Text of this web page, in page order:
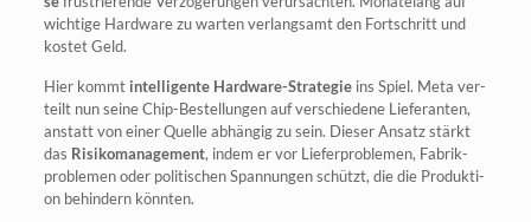
wich­ti­ge Hard­ware zu war­ten ver­lang­samt den Fort­schritt und
kos­tet Geld.
Hier kommt intel­li­gen­te Hard­ware-Stra­te­gieins Spiel. Meta ver­
teilt nun sei­ne Chip-Bestel­lun­gen auf ver­schie­de­ne Lie­fe­ran­ten,
anstatt von einer Quel­le abhän­gig zu sein. Die­ser Ansatz stärkt
das Risi­ko­ma­nage­ment, indem er vor Lie­fer­pro­ble­men, Fabrik­
pro­ble­men oder poli­ti­schen Span­nun­gen schützt, die die Pro­duk­ti­
on behin­dern könnten.